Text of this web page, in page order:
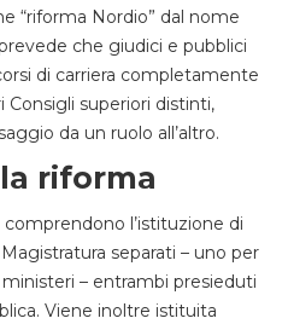
“riforma Nordio” dal nome
che giudici e pubblici
di carriera completamente
superiori distinti,
da un ruolo all’altro.
riforma
l’istituzione di
separati – uno per
– entrambi presieduti
Viene inoltre istituita